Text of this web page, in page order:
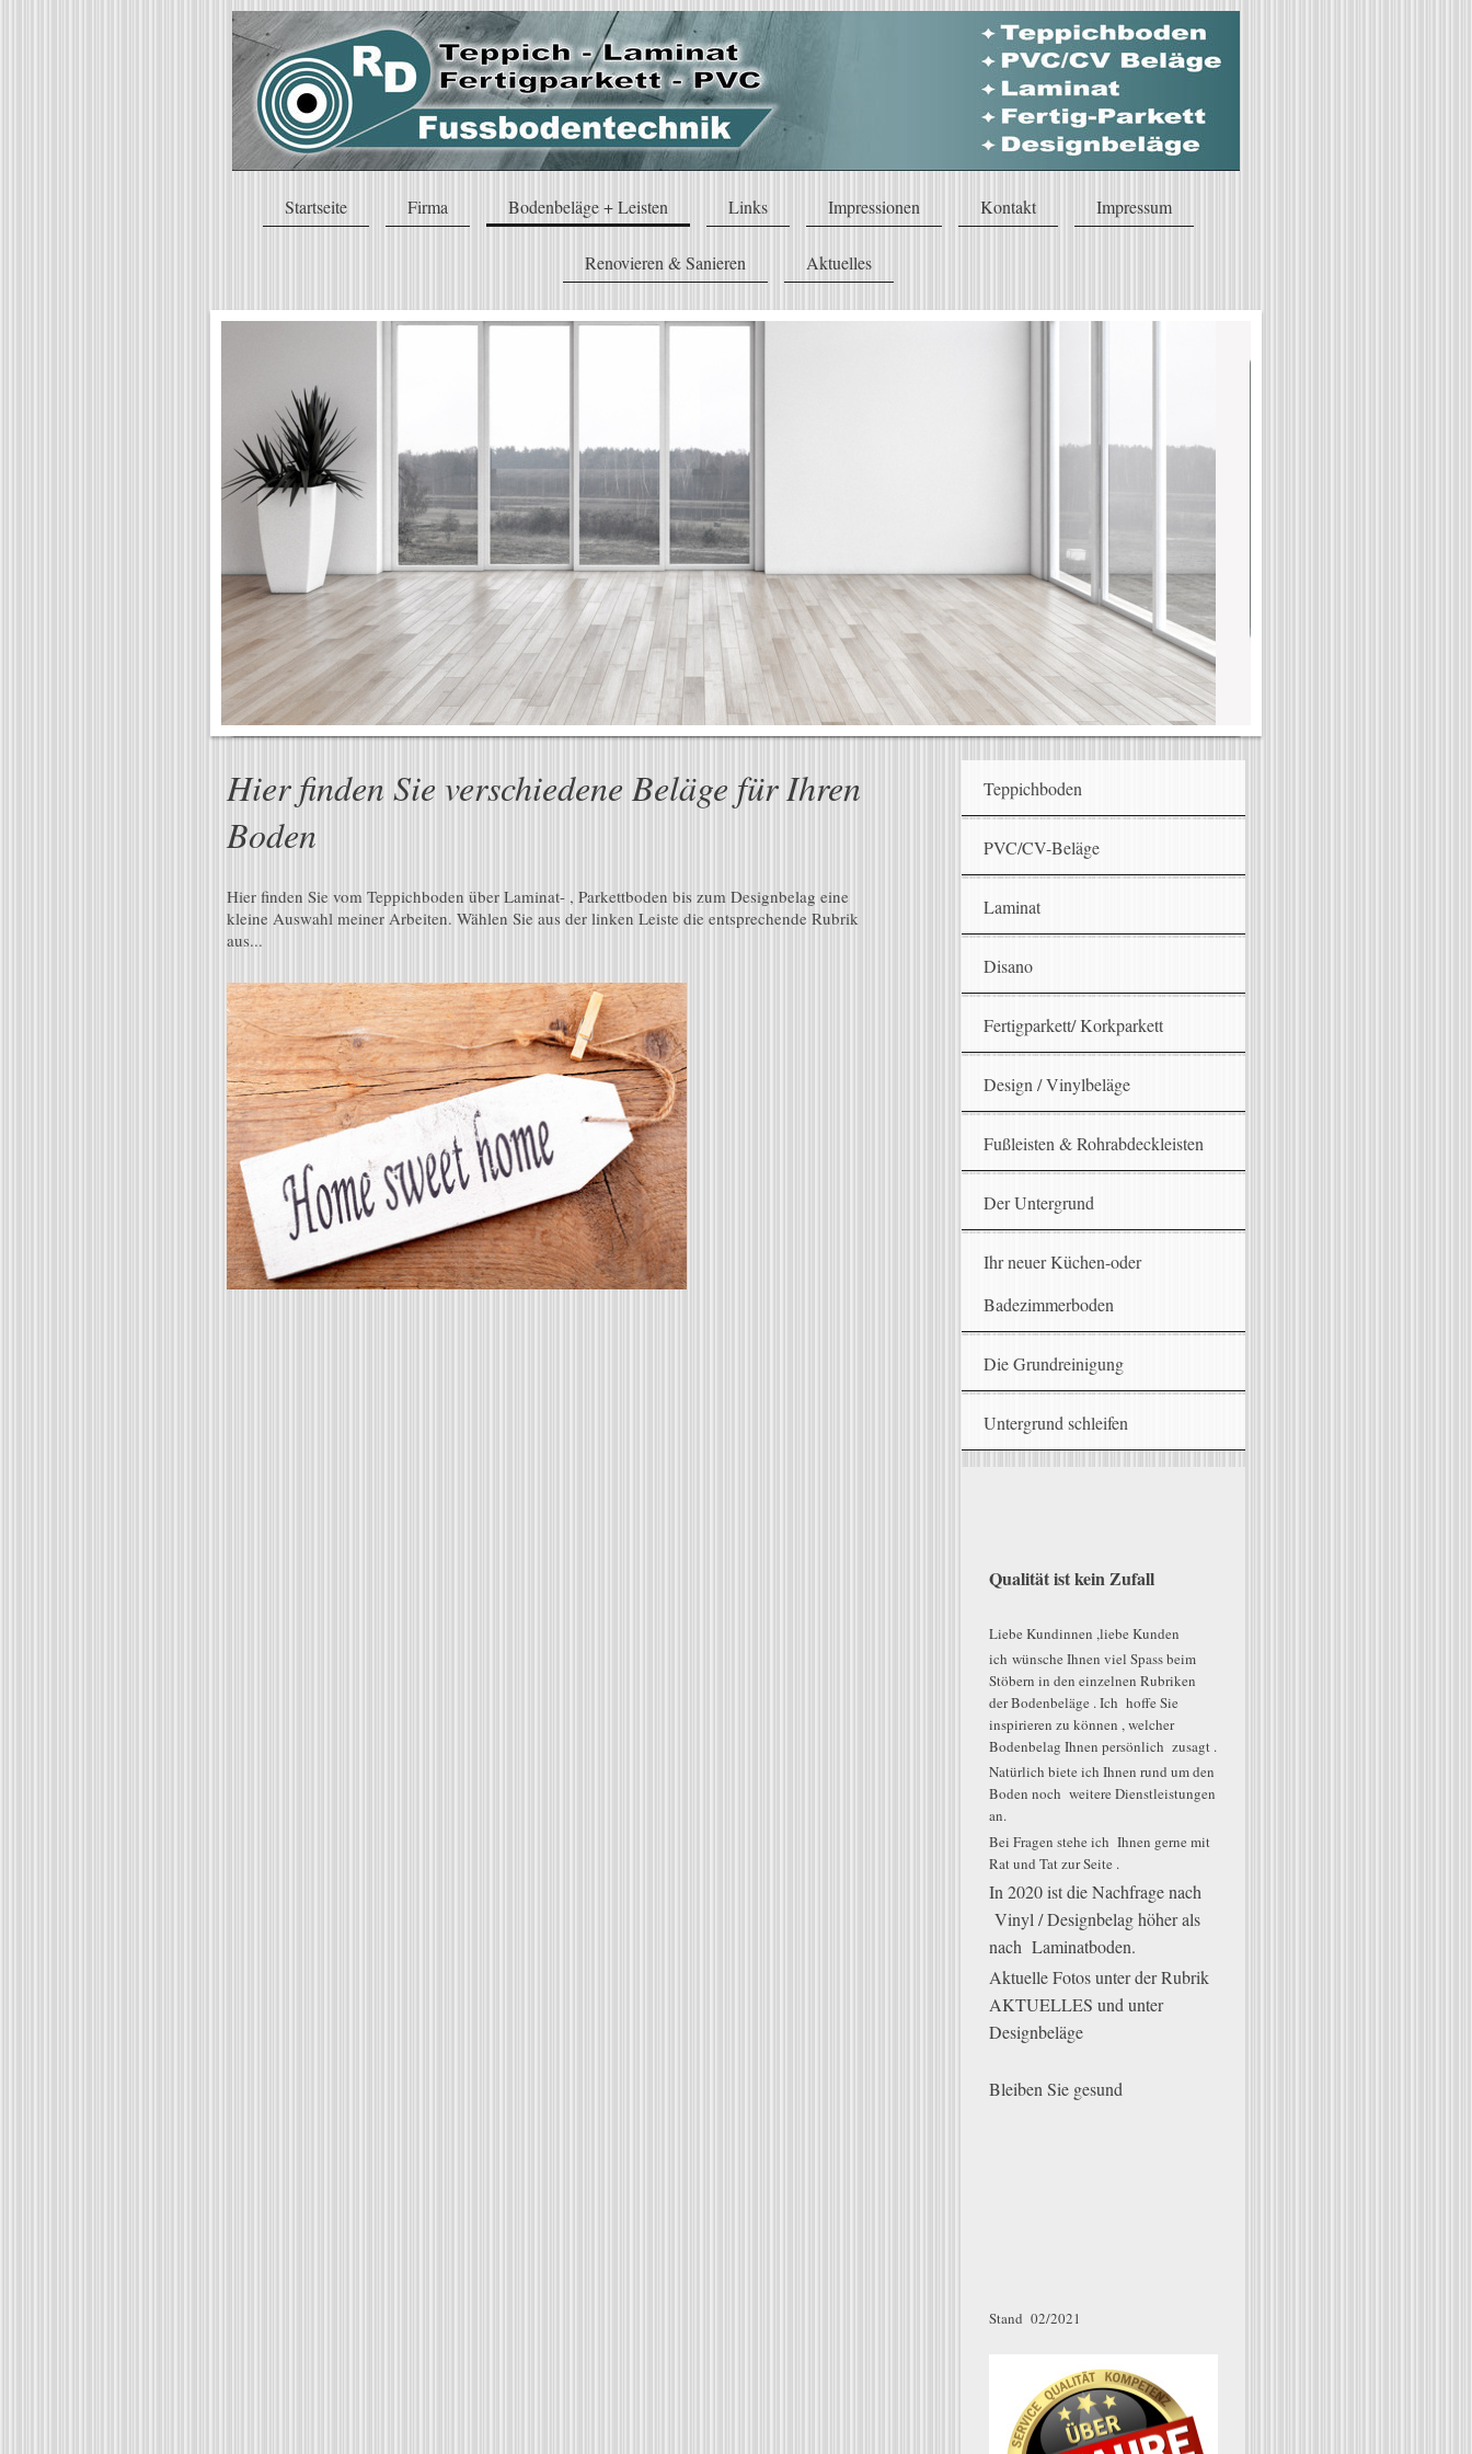
Startseite Firma Bodenbeläge + Leisten Links Impressionen Kontakt Impressum
Renovieren & Sanieren Aktuelles
Hier finden Sie verschiedene Beläge für Ihren
Boden
Hier finden Sie vom Teppichboden über Laminat- , Parkettboden bis zum Designbelag eine
kleine Auswahl meiner Arbeiten. Wählen Sie aus der linken Leiste die entsprechende Rubrik
aus...
Teppichboden
PVC/CV-Beläge
Laminat
Disano
Fertigparkett/ Korkparkett
Design / Vinylbeläge
Fußleisten & Rohrabdeckleisten
Der Untergrund
Ihr neuer Küchen-oder
Badezimmerboden
Die Grundreinigung
Untergrund schleifen
Qualität ist kein Zufall
Liebe Kundinnen ,liebe Kunden
ich wünsche Ihnen viel Spass beim
Stöbern in den einzelnen Rubriken
der Bodenbeläge . Ich hoffe Sie
inspirieren zu können , welcher
Bodenbelag Ihnen persönlich zusagt .
Natürlich biete ich Ihnen rund um den
Boden noch weitere Dienstleistungen
an.
Bei Fragen stehe ich Ihnen gerne mit
Rat und Tat zur Seite .
In 2020 ist die Nachfrage nach
Vinyl / Designbelag höher als
nach Laminatboden.
Aktuelle Fotos unter der Rubrik
AKTUELLES und unter
Designbeläge
Bleiben Sie gesund
Stand 02/2021